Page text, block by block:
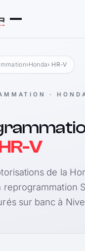
›Honda› HR-V
·
V
de la
reprogrammation
sur banc à